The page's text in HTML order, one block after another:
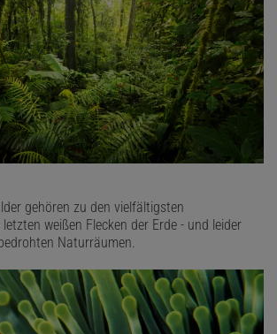
gehören zu den vielfältigsten
weißen Flecken der Erde - und leider
Naturräumen.